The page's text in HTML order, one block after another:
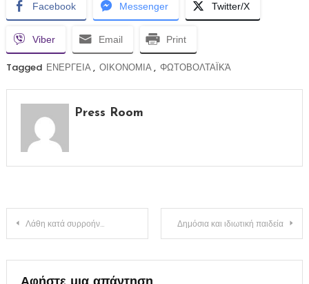
Facebook Messenger Twitter/X
Viber Email Print
Tagged ΕΝΕΡΓΕΙΑ, ΟΙΚΟΝΟΜΙΑ, ΦΩΤΟΒΟΛΤΑΪΚΆ
Press Room
Πλοήγηση
Λάθη κατά συρροήν… Δημόσια και ιδιωτική παιδεία